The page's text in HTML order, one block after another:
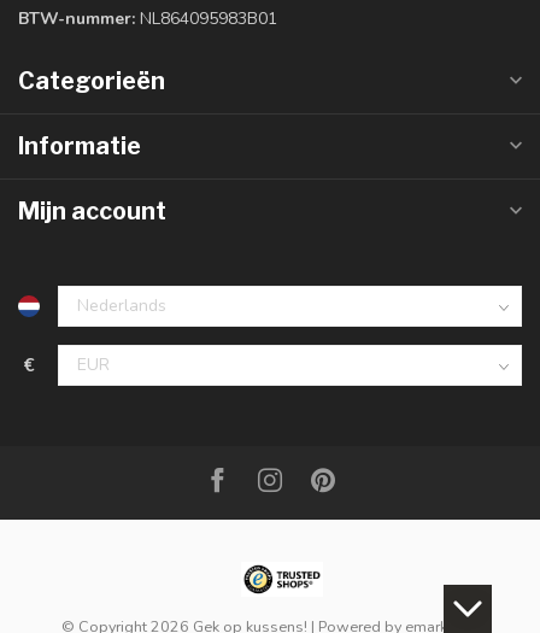
BTW-nummer: NL864095983B01
Categorieën
Informatie
Mijn account
€
© Copyright 2026 Gek op kussens! | Powered by emarkable